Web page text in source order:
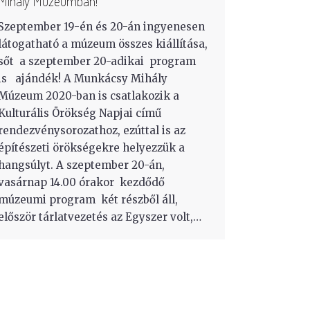
19-én és 20-án ingyenesen
a múzeum összes kiállítása,
a szeptember 20-adikai program
ajándék! A Munkácsy Mihály
2020-ban is csatlakozik a
Örökség Napjai című
ezúttal is az
örökségekre helyezzük a
A szeptember 20-án,
14.00 órakor kezdődő
program két részből áll,
tárlatvezetés az Egyszer volt,…